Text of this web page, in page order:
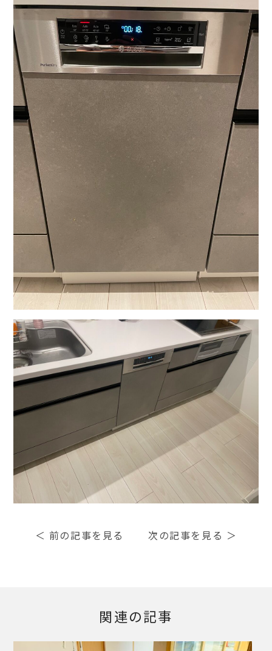
＜ 前の記事を見る 次の記事を見る ＞
関連の記事